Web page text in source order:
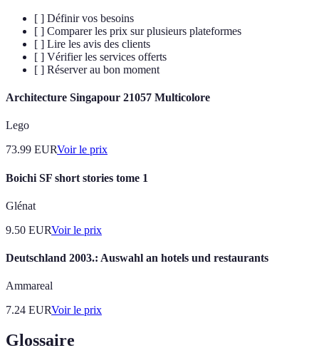
[ ] Définir vos besoins
[ ] Comparer les prix sur plusieurs plateformes
[ ] Lire les avis des clients
[ ] Vérifier les services offerts
[ ] Réserver au bon moment
Architecture Singapour 21057 Multicolore
Lego
73.99 EURVoir le prix
Boichi SF short stories tome 1
Glénat
9.50 EURVoir le prix
Deutschland 2003.: Auswahl an hotels und restaurants
Ammareal
7.24 EURVoir le prix
Glossaire